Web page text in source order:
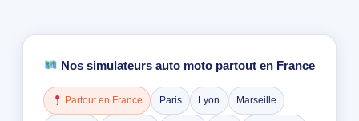
Nos simulateurs auto moto partout en France
Partout en France Paris Lyon Marseille